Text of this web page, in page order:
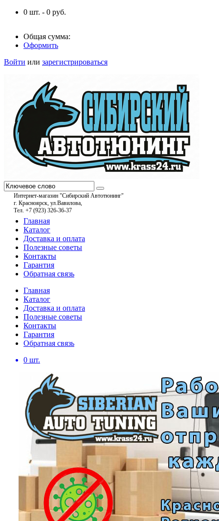
0 шт. - 0 руб.
Общая сумма:
Оформить
Войти или зарегистрироваться
Интернет-магазин "Сибирский Автотюнинг"
г. Красноярск, ул.Вавилова,
Тел. +7 (923) 326-36-37
Главная
Каталог
Доставка и оплата
Полезные советы
Контакты
Гарантия
Обратная связь
Главная
Каталог
Доставка и оплата
Полезные советы
Контакты
Гарантия
Обратная связь
0 шт.